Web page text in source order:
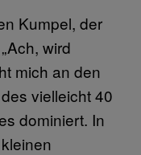
Kumpel, der
wird
mich an den
vielleicht 40
dominiert. In